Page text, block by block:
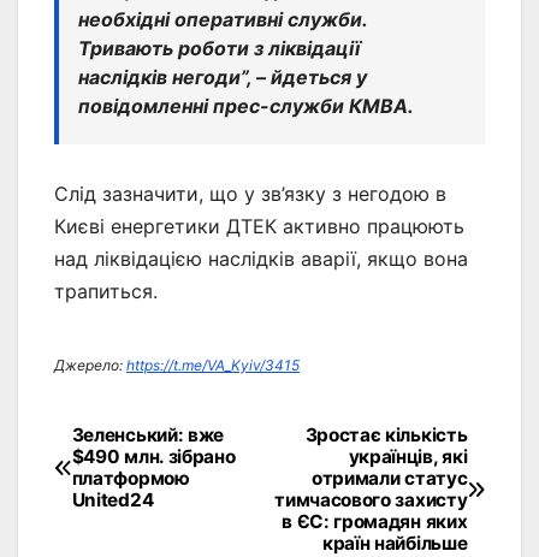
необхідні оперативні служби.
Тривають роботи з ліквідації
наслідків негоди”, – йдеться у
повідомленні прес-служби КМВА.
Слід зазначити, що у зв’язку з негодою в
Києві енергетики ДТЕК активно працюють
над ліквідацією наслідків аварії, якщо вона
трапиться.
Джерело: https://t.me/VA_Kyiv/3415
Навігація
записів
Зростає кількість
українців, які
отримали статус
тимчасового захисту
в ЄС: громадян яких
країн найбільше
Зеленський: вже
$490 млн. зібрано
платформою
United24